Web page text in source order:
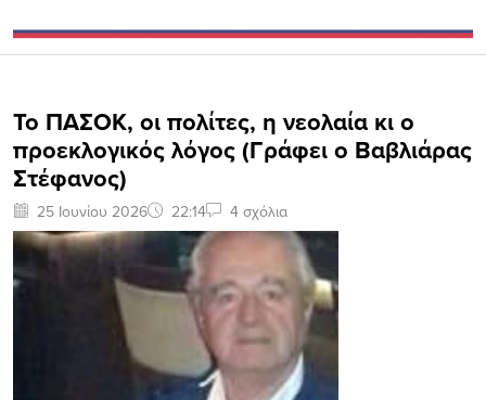
Το ΠAΣΟΚ, οι πολίτες, η νεολαία κι ο
προεκλογικός λόγος (Γράφει ο Βαβλιάρας
Στέφανος)
25 Ιουνίου 2026 22:14 4 σχόλια